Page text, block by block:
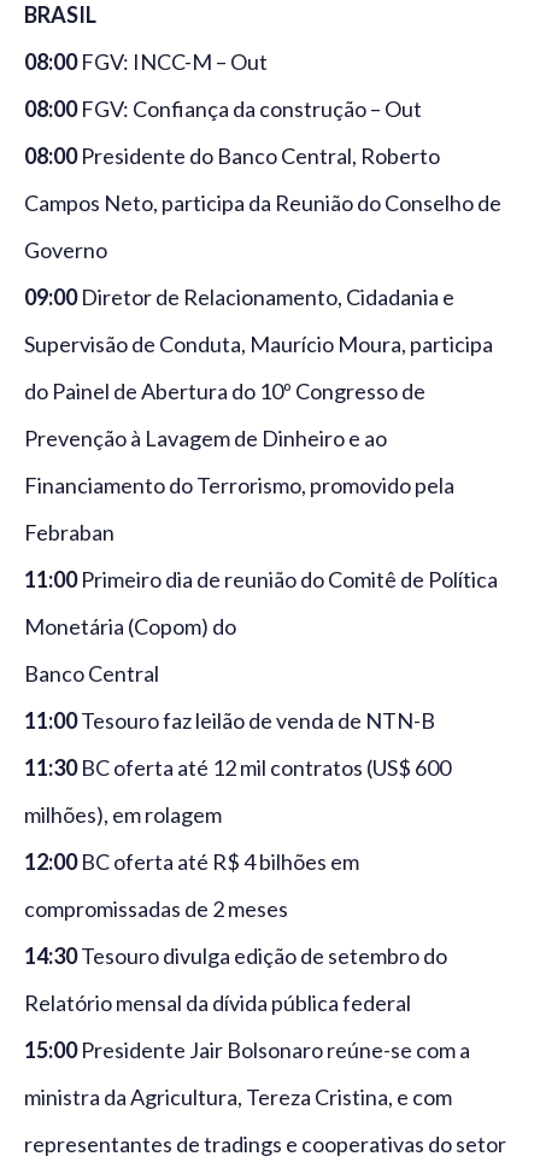
BRASIL
08:00FGV: INCC-M – Out
08:00FGV: Confiança da construção – Out
08:00Presidente do Banco Central, Roberto
Campos Neto, participa da Reunião do Conselho de
Governo
09:00Diretor de Relacionamento, Cidadania e
Supervisão de Conduta, Maurício Moura, participa
do Painel de Abertura do 10º Congresso de
Prevenção à Lavagem de Dinheiro e ao
Financiamento do Terrorismo, promovido pela
Febraban
11:00Primeiro dia de reunião do Comitê de Política
Monetária (Copom) do
Banco Central
11:00Tesouro faz leilão de venda de NTN-B
11:30BC oferta até 12 mil contratos (US$ 600
milhões), em rolagem
12:00BC oferta até R$ 4 bilhões em
compromissadas de 2 meses
14:30Tesouro divulga edição de setembro do
Relatório mensal da dívida pública federal
15:00Presidente Jair Bolsonaro reúne-se com a
ministra da Agricultura, Tereza Cristina, e com
representantes de tradings e cooperativas do setor